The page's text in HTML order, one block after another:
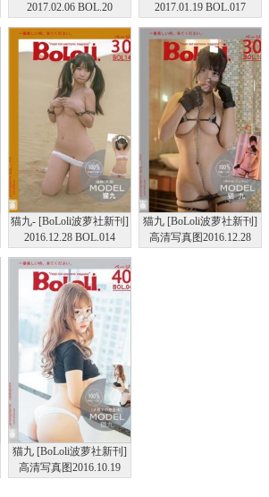
2017.02.06 BOL.20
2017.01.19 BOL.017
猫九- [BoLoli波萝社新刊]
2016.12.28 BOL.014
猫九 [BoLoli波萝社新刊]
高清写真图2016.12.28
猫九 [BoLoli波萝社新刊]
高清写真图2016.10.19